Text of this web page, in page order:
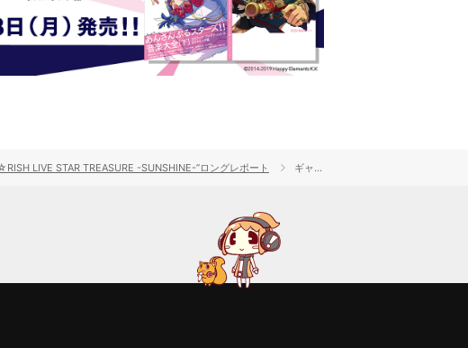
LIVE STAR TREASURE -SUNSHINE-”ロングレポート ギャラリー